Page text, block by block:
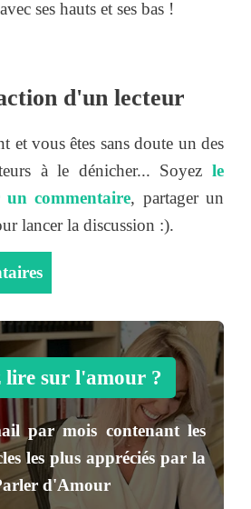
ses hauts et ses bas !
d'un lecteur
et vous êtes sans doute un des
à le dénicher... Soyez le
commentaire, partager un
lancer la discussion :).
lire sur l'amour ?
par mois contenant les
les plus appréciés par la
d'Amour